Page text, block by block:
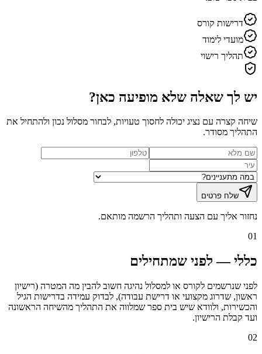
דרישות קורס
מועדי לימוד
תהליך רישוי
יש לך שאלה שלא מופיעה כאן?
שיחה קצרה עם נציג יכולה לחסוך טעויות, לבחור מסלול נכון ולהתחיל את
התהליך מסודר.
שלח פרטים
נחזור אליך עם הצעה ותהליך הרשמה מותאם.
01
כללי — לפני שמתחילים
לפני שנרשמים לקורס או למסלול נהיגה חשוב להבין מה המטרה (רישיון
ראשון, שדרוג מקצועי או דרישת עבודה), לבדוק עמידה בדרישות הגיל
והכשירות, ולוודא שיש בית ספר שמלווה את התהליך מהשיחה הראשונה
ועד קבלת הרישיון.
02